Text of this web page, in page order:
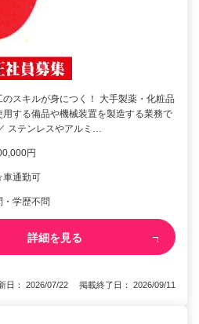
スキルが身につく！ 大手製薬・化粧品
用する備品や機械装置を製造する業務で
ステンレスやアルミ…
円
通勤可
・学歴不問
詳細を見る
日： 2026/07/22 掲載終了日： 2026/09/11